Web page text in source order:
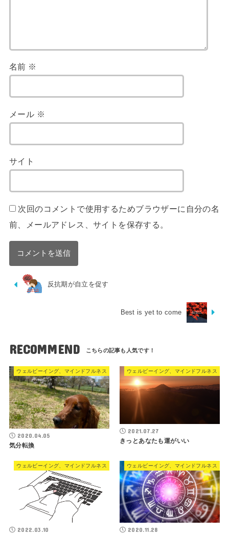
名前 ※
メール ※
サイト
次回のコメントで使用するためブラウザーに自分の名
前、メールアドレス、サイトを保存する。
反抗期が自立を促す
Best is yet to come
RECOMMEND
ウェルビーイング、マインドフルネス
2020.04.05
気分転換
ウェルビーイング、マインドフルネス
2021.07.27
きっとあなたも運がいい
ウェルビーイング、マインドフルネス
2022.03.10
ウェルビーイング、マインドフルネス
2020.11.28